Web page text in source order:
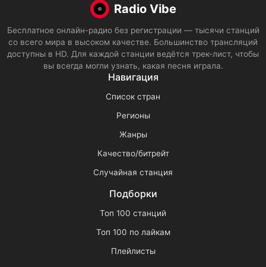
Radio Vibe
Бесплатное онлайн-радио без регистрации — тысячи станций
со всего мира в высоком качестве. Большинство трансляций
доступны в HD. Для каждой станции ведётся трек-лист, чтобы
вы всегда могли узнать, какая песня играла.
Навигация
Список стран
Регионы
Жанры
Качество/битрейт
Случайная станция
Подборки
Топ 100 станций
Топ 100 по лайкам
Плейлисты